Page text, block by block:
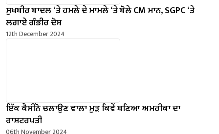
ਸੁਖਬੀਰ ਬਾਦਲ ‘ਤੇ ਹਮਲੇ ਦੇ ਮਾਮਲੇ ‘ਤੇ ਬੋਲੇ ​​CM ਮਾਨ, SGPC ‘ਤੇ
ਲਗਾਏ ਗੰਭੀਰ ਦੋਸ਼
12th December 2024
ਇੱਕ ਕੈਸੀਨੋ ਚਲਾਉਣ ਵਾਲਾ ਮੁੜ ਕਿਵੇਂ ਬਣਿਆ ਅਮਰੀਕਾ ਦਾ
ਰਾਸ਼ਟਰਪਤੀ
06th November 2024